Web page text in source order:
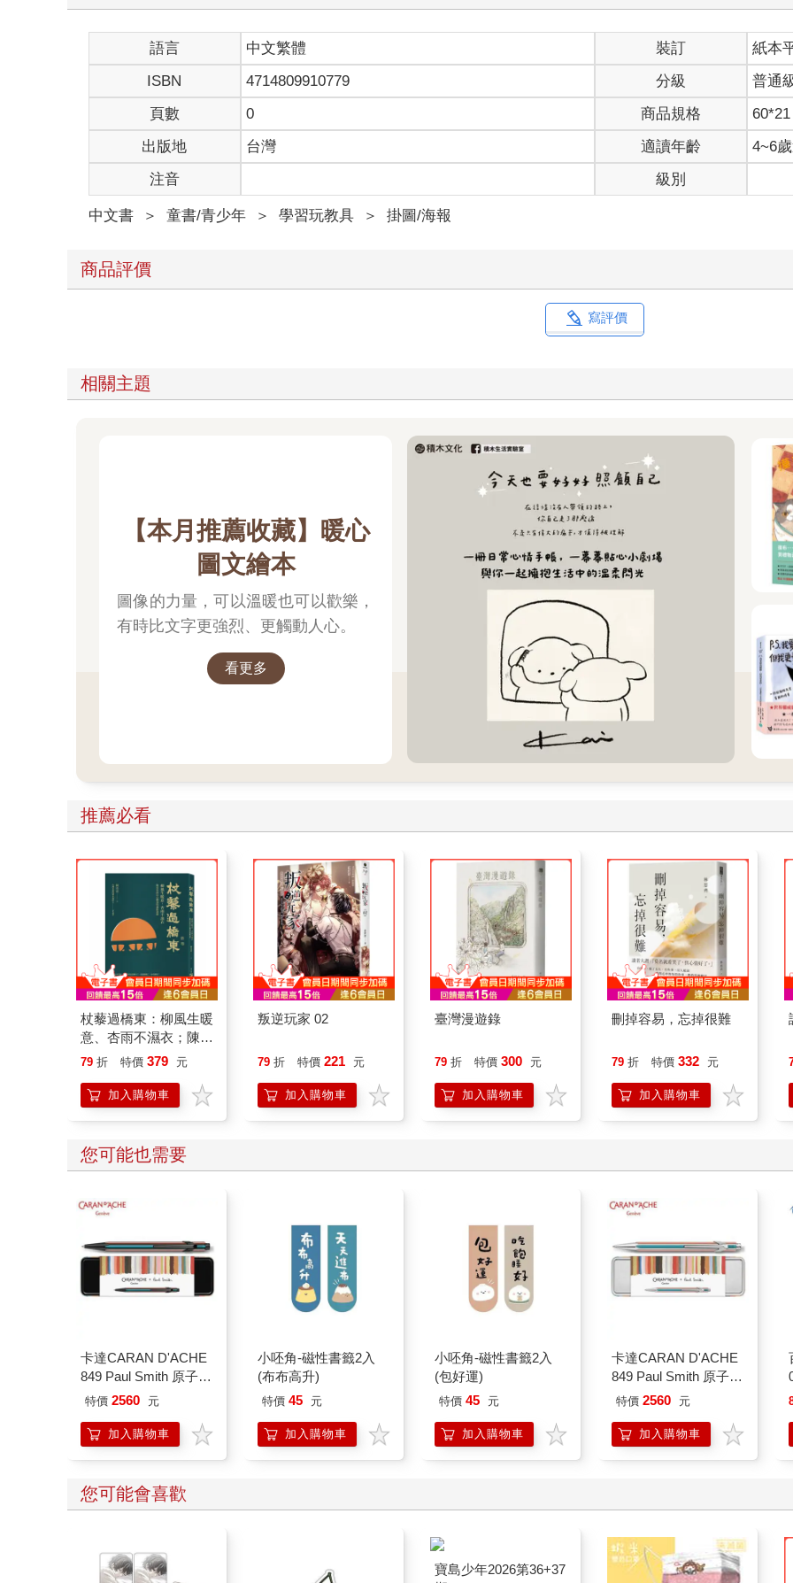
語言 中文繁體 裝訂
紙本
ISBN
4714809910779 分級
普通
頁數
0 商品規格
60*21
出版地
台灣 適讀年齡
4~6
注音
級別
中文書 ＞ 童書/青少年 ＞ 學習玩教具 ＞ 掛圖/海報
商品評價
寫評價
相關主題
【本月推薦收藏】暖心
圖文繪本
圖像的力量，可以溫暖也可以歡樂，
有時比文字更強烈、更觸動人心。
看更多
推薦必看
杖藜過橋東：柳風生暖
意、杏雨不濕衣；陳亮
恭談以心轉境的適齡漫
79 折 特價 379 元
加入購物車
叛逆玩家 02
79 折 特價 221 元
加入購物車
臺灣漫遊錄
79 折 特價 300 元
加入購物車
刪掉容易，忘掉很難
79 折 特價 332 元
加入購物車
您可能也需要
卡達CARAN D'ACHE
849 Paul Smith 原子筆
ED.5 條紋黑
特價 2560 元
加入購物車
小呸角-磁性書籤2入
(布布高升)
特價 45 元
加入購物車
小呸角-磁性書籤2入
(包好運)
特價 45 元
加入購物車
卡達CARAN D'ACHE
849 Paul Smith 原子筆
ED.5 條紋銀
特價 2560 元
加入購物車
您可能會喜歡